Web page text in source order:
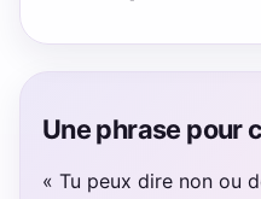
Une phrase pour
« Tu peux dire non ou